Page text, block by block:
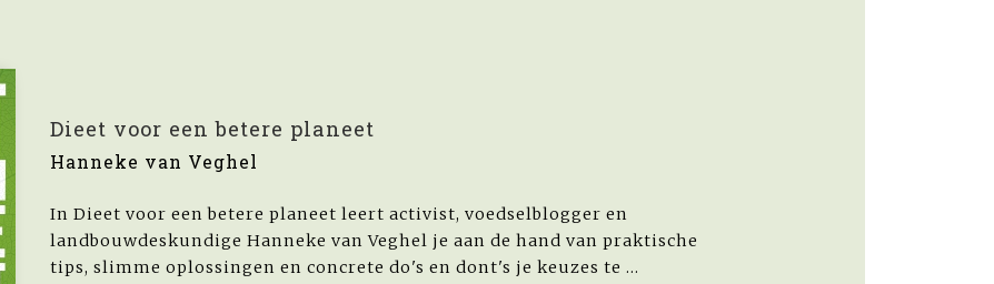
Dieet voor een betere planeet
Hanneke van Veghel
In Dieet voor een betere planeet leert activist, voedselblogger en
landbouwdeskundige Hanneke van Veghel je aan de hand van praktische
tips, slimme oplossingen en concrete do's en dont's je keuzes te ...